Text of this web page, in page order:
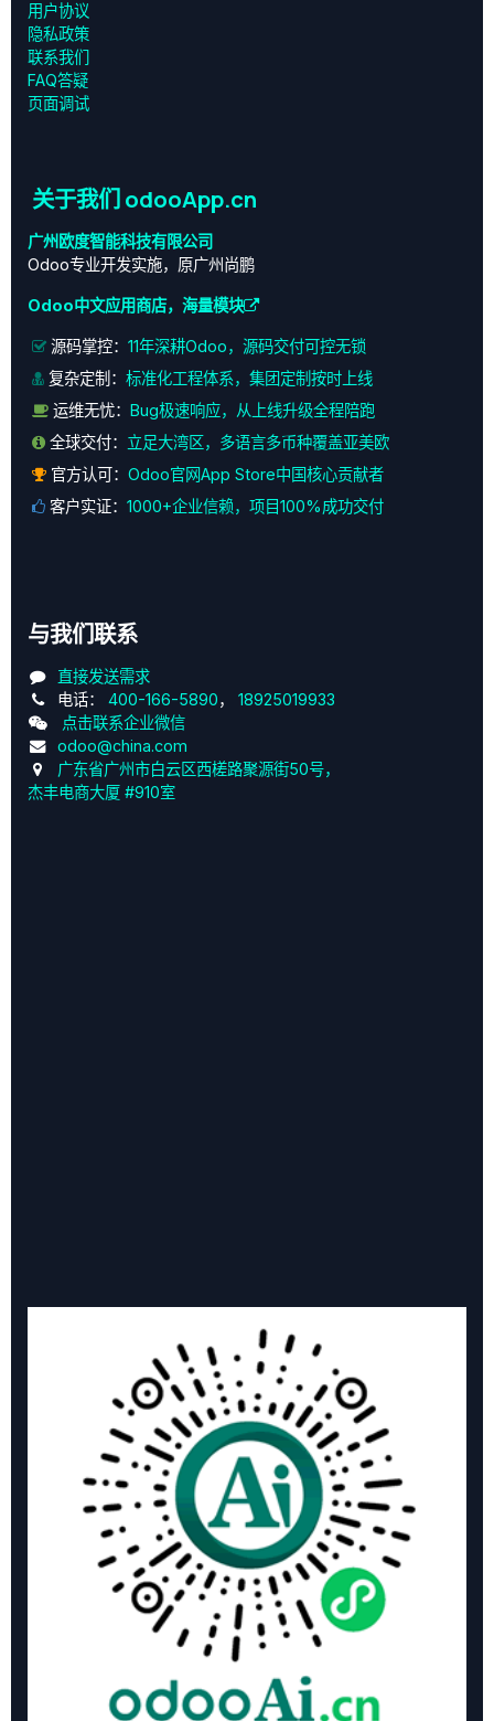
用户协议
‎隐私政策‎
联系我们
FAQ答疑
页面调试
关于我们 odooApp.cn
广州欧度智能科技有限公司
Odoo专业开发实施，原广州尚鹏
Odoo中文应用商店，海量模块
源码掌控： 11年深耕Odoo，源码交付可控无锁
复杂定制： 标准化工程体系，集团定制按时上线
运维无忧：
Bug极速响应，从上线升级全程陪跑
全球交付： 立足大湾区，多语言多币种覆盖亚美欧
官方认可： Odoo官网App Store中国核心贡献者
客户实证： 1000+企业信赖，项目100%成功交付
与我们联系
直接发送需求
电话： 400-166-5890， 18925019933
点击联系企业微信
odoo@china.com
广东省广州市白云区西槎路聚源街50号，
杰丰电商大厦 #910室